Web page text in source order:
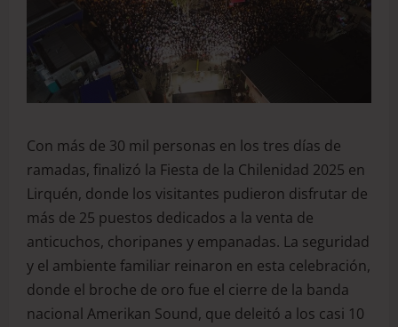
Con más de 30 mil personas en los tres días de
ramadas, finalizó la Fiesta de la Chilenidad 2025 en
Lirquén, donde los visitantes pudieron disfrutar de
más de 25 puestos dedicados a la venta de
anticuchos, choripanes y empanadas. La seguridad
y el ambiente familiar reinaron en esta celebración,
donde el broche de oro fue el cierre de la banda
nacional Amerikan Sound, que deleitó a los casi 10